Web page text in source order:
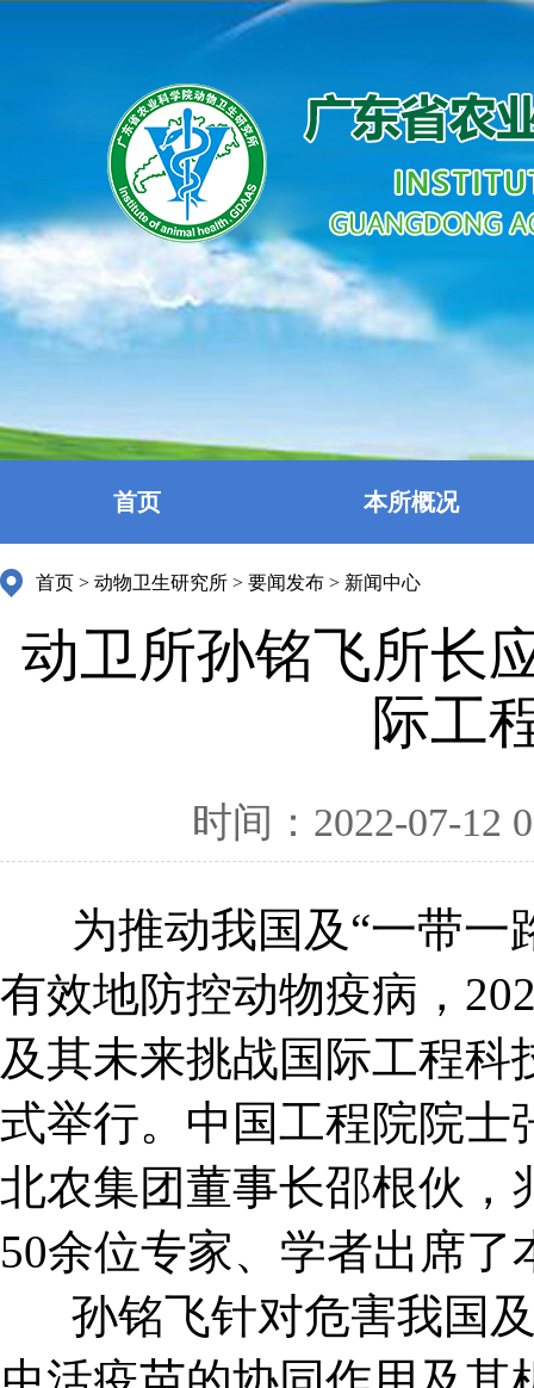
首页 本所概况
首页 > 动物卫生研究所 > 要闻发布 > 新闻中心
动卫所孙铭飞所长
际工
时间：2022-07-12
为推动我国及“一带
有效地防控动物疫病，
及其未来挑战国际工程科
式举行。中国工程院院
北农集团董事长邵根伙，
50余位专家、学者出席
孙铭飞针对危害我国